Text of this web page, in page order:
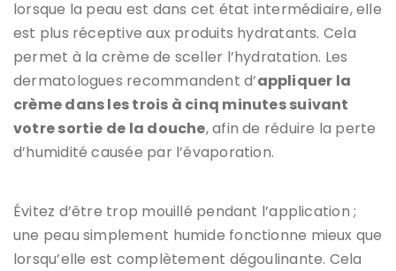
lorsque la peau est dans cet état intermédiaire, elle
est plus réceptive aux produits hydratants. Cela
permet à la crème de sceller l’hydratation. Les
dermatologues recommandent d’appliquer la
crème dans les trois à cinq minutes suivant
votre sortie de la douche, afin de réduire la perte
d’humidité causée par l’évaporation.
Évitez d’être trop mouillé pendant l’application ;
une peau simplement humide fonctionne mieux que
lorsqu’elle est complètement dégoulinante. Cela